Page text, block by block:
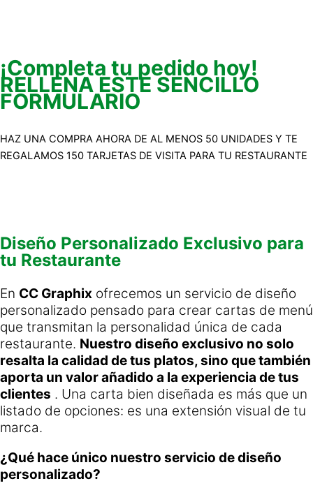
¡Completa tu pedido hoy!
RELLENA ESTE SENCILLO
FORMULARIO
HAZ UNA COMPRA AHORA DE AL MENOS 50 UNIDADES Y TE
REGALAMOS 150 TARJETAS DE VISITA PARA TU RESTAURANTE
Diseño Personalizado Exclusivo para
tu Restaurante
En CC Graphix ofrecemos un servicio de diseño
personalizado pensado para crear cartas de menú
que transmitan la personalidad única de cada
restaurante. Nuestro diseño exclusivo no solo
resalta la calidad de tus platos, sino que también
aporta un valor añadido a la experiencia de tus
clientes . Una carta bien diseñada es más que un
listado de opciones: es una extensión visual de tu
marca.
¿Qué hace único nuestro servicio de diseño
personalizado?